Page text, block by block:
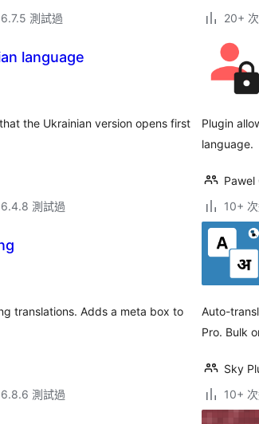
測試過
20+
language
the Ukrainian version opens first
測試過
Plugin
language.
Pawel
10+
translations. Adds a meta box to
測試過
Auto-
Pro. Bulk
Sky
10+